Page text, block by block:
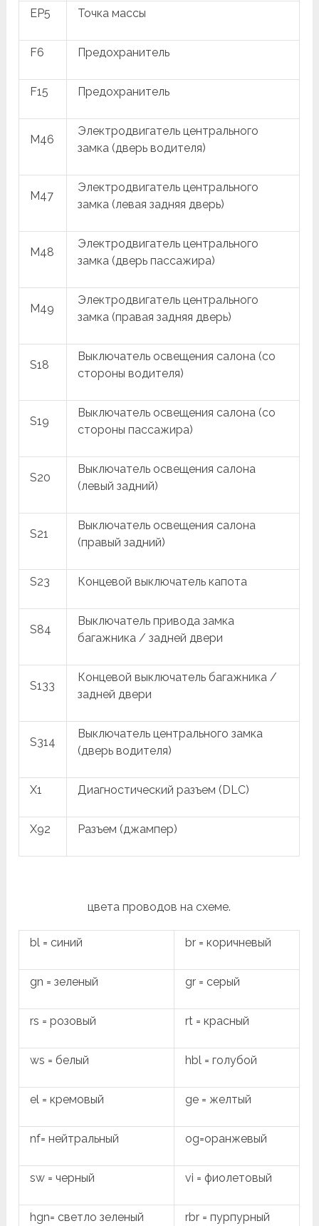
EP5 Точка массы
F6 Предохранитель
F15 Предохранитель
M46
Электродвигатель центрального
замка (дверь водителя)
M47
Электродвигатель центрального
замка (левая задняя дверь)
M48
Электродвигатель центрального
замка (дверь пассажира)
M49
Электродвигатель центрального
замка (правая задняя дверь)
S18
Выключатель освещения салона (со
стороны водителя)
S19
Выключатель освещения салона (со
стороны пассажира)
S20
Выключатель освещения салона
(левый задний)
S21
Выключатель освещения салона
(правый задний)
S23 Концевой выключатель капота
S84
Выключатель привода замка
багажника / задней двери
S133
Концевой выключатель багажника /
задней двери
S314
Выключатель центрального замка
(дверь водителя)
X1 Диагностический разъем (DLC)
X92 Разъем (джампер)
цвета проводов на схеме.
bl = синий br = коричневый
gn = зеленый gr = серый
rs = розовый rt = красный
ws = белый hbl = голубой
el = кремовый ge = желтый
nf= нейтральный og=оранжевый
sw = черный vi = фиолетовый
hgn= светло зеленый rbr = пурпурный